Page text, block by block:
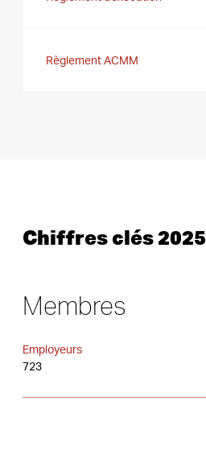
Règlement ACMM
Chiffres clés 2025
Membres
Employeurs
723